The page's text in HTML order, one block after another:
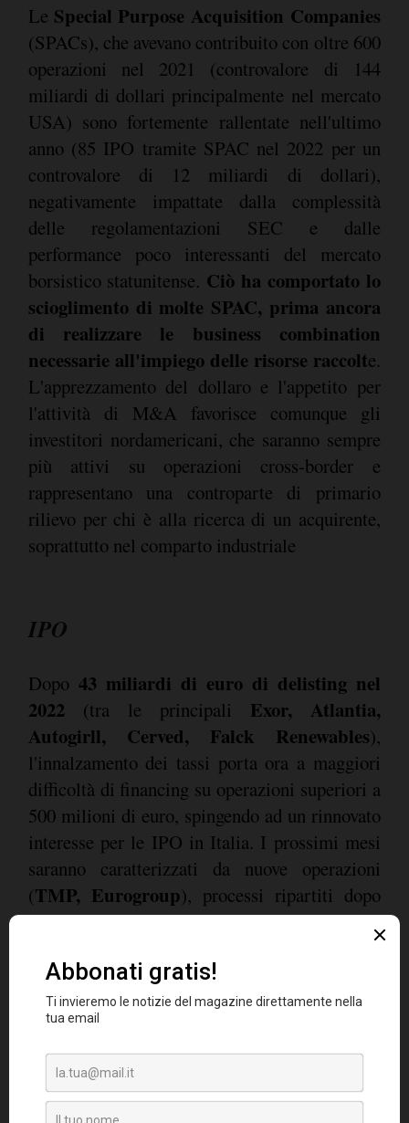
Le Special Purpose Acquisition Companies
(SPACs), che avevano contribuito con oltre 600
operazioni nel 2021 (controvalore di 144
miliardi di dollari principalmente nel mercato
USA) sono fortemente rallentate nell'ultimo
anno (85 IPO tramite SPAC nel 2022 per un
controvalore di 12 miliardi di dollari),
negativamente impattate dalla complessità
delle regolamentazioni SEC e dalle
performance poco interessanti del mercato
borsistico statunitense. Ciò ha comportato lo
scioglimento di molte SPAC, prima ancora
di realizzare le business combination
necessarie all'impiego delle risorse raccolte.
L'apprezzamento del dollaro e l'appetito per
l'attività di M&A favorisce comunque gli
investitori nordamericani, che saranno sempre
più attivi su operazioni cross-border e
rappresentano una controparte di primario
rilievo per chi è alla ricerca di un acquirente,
soprattutto nel comparto industriale
IPO
Dopo 43 miliardi di euro di delisting nel
2022(tra le principali Exor, Atlantia,
Autogirll, Cerved, Falck Renewables),
l'innalzamento dei tassi porta ora a maggiori
difficoltà di financing su operazioni superiori a
500 milioni di euro, spingendo ad un rinnovato
interesse per le IPO in Italia. I prossimi mesi
saranno caratterizzati da nuove operazioni
(TMP, Eurogroup), processi ripartiti dopo
una sospensione per condizioni di mercato non
),
società che "rientrano" (Lottomatica
listing di ritorno" (Prada e Ferretti
un'ipotesi di dual listing Milano / HK)
Venture capital